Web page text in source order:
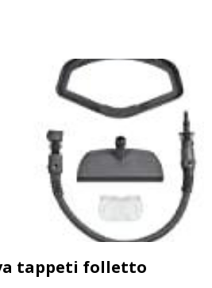
tappeti folletto